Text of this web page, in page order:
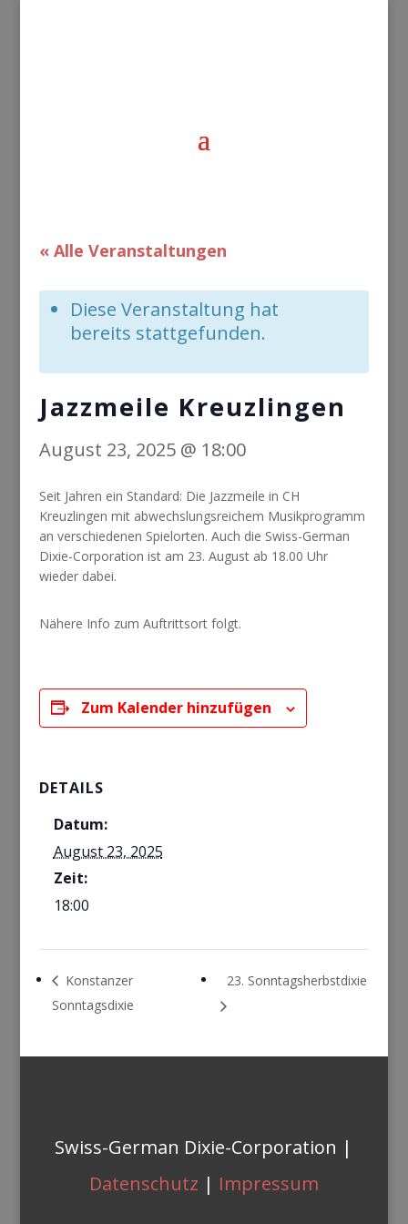
« Alle Veranstaltungen
Diese Veranstaltung hat
bereits stattgefunden.
Jazzmeile Kreuzlingen
August 23, 2025 @ 18:00
Seit Jahren ein Standard: Die Jazzmeile in CH
Kreuzlingen mit abwechslungsreichem Musikprogramm
an verschiedenen Spielorten. Auch die Swiss-German
Dixie-Corporation ist am 23. August ab 18.00 Uhr
wieder dabei.
Nähere Info zum Auftrittsort folgt.
Zum Kalender hinzufügen
DETAILS
Datum:
August 23, 2025
Zeit:
18:00
Konstanzer
Sonntagsdixie
23. Sonntagsherbstdixie
Swiss-German Dixie-Corporation |
Datenschutz | Impressum